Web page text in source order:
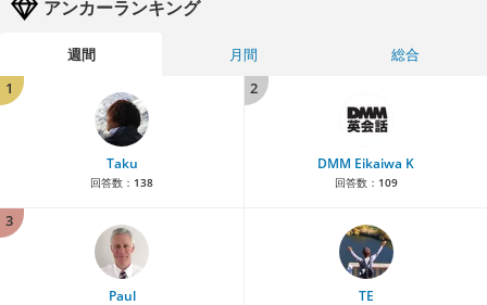
アンカーランキング
週間 月間
総合
1
Taku
回答数： 138
2
DMM Eikaiwa K
回答数： 109
3
Paul TE